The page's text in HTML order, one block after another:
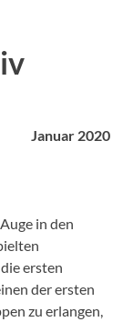
Januar 2020
in den
ersten
der ersten
zu erlangen,